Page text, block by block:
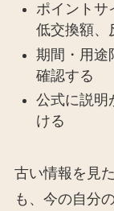
ポイントサ
低交換額、
期間・用途
確認する
公式に説明
ける
古い情報を見
も、今の自分